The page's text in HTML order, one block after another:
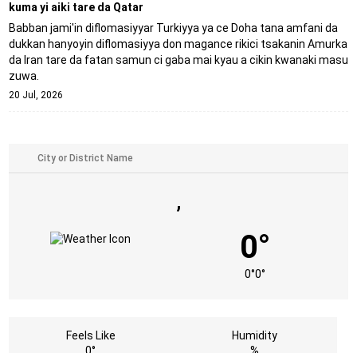
kuma yi aiki tare da Qatar
Babban jami'in diflomasiyyar Turkiyya ya ce Doha tana amfani da
dukkan hanyoyin diflomasiyya don magance rikici tsakanin Amurka
da Iran tare da fatan samun ci gaba mai kyau a cikin kwanaki masu
zuwa.
20 Jul, 2026
,
0°
0°0°
Feels Like
Humidity